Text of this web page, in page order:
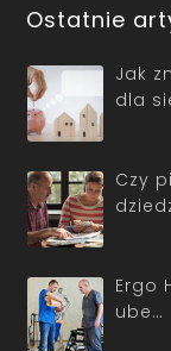
Ostatnie
Jak
dla
Czy
Ergo
ube…